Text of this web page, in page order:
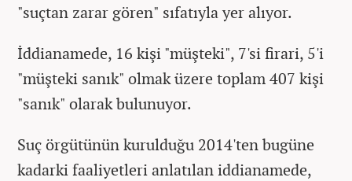
"suçtan zarar gören" sıfatıyla yer alıyor.
İddianamede, 16 kişi "müşteki", 7'si firari, 5'i
"müşteki sanık" olmak üzere toplam 407 kişi
"sanık" olarak bulunuyor.
Suç örgütünün kurulduğu 2014'ten bugüne
kadarki faaliyetleri anlatılan iddianamede,